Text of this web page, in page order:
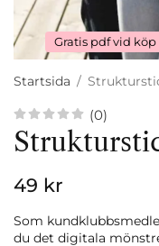
Gratis pdf vid köp
Startsida /
(0)
49 kr
Som
du det digitala